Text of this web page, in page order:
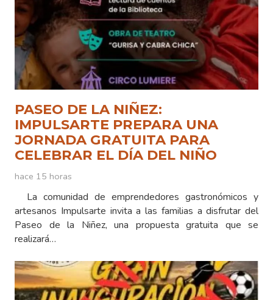
PASEO DE LA NIÑEZ:
IMPULSARTE PREPARA UNA
JORNADA GRATUITA PARA
CELEBRAR EL DÍA DEL NIÑO
hace 15 horas
La comunidad de emprendedores gastronómicos y
artesanos Impulsarte invita a las familias a disfrutar del
Paseo de la Niñez, una propuesta gratuita que se
realizará…